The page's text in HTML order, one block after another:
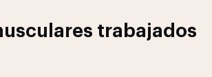
trabajados